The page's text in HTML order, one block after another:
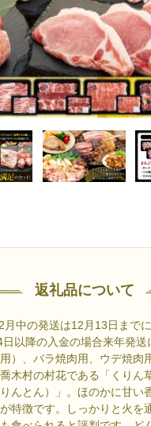
返礼品について
月中の発送は12月13日まで
以降の入金の場合来年発送
）、バラ焼肉用、ウデ焼肉
木村の村花である「くりん
んとん）」。ほのかに甘い
特徴です。しっかりと火を